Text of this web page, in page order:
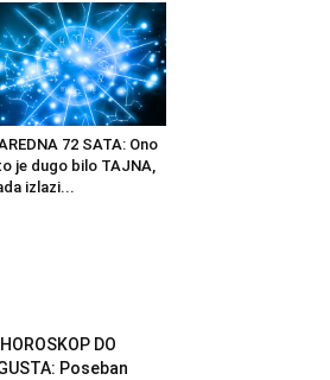
72 SATA: Ono
je dugo bilo TAJNA,
izlazi...
DO
Poseban